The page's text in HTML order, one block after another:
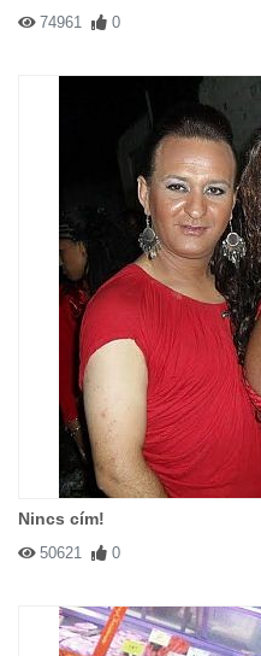
74961 0
Nincs cím!
50621 0